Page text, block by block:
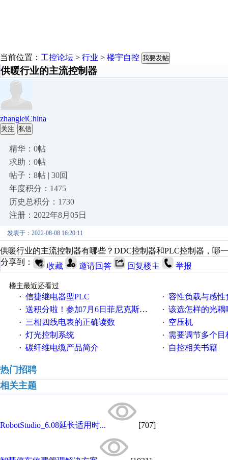
当前位置： 工控论坛 > 行业 > 楼宇自控 我要发帖
供暖行业的主流控制器
zhangleiChina
关注 私信
精华：0帖
求助：0帖
帖子：8帖 | 30回
年度积分：1475
历史总积分：1730
注册：2022年8月05日
发表于：2022-08-08 16:20:11
供暖行业的主流控制器有哪些？DDC控制器和PLC控制器，哪
分享到：
收藏 邀请回答 回复楼主 举报
楼主最近还看过
· 信捷继电器型PLC · 容性负载与感性负
· 送积分啦！参加7月6日菲尼克斯在线研讨会即得 · 该选怎样的光耦
· 三相四线电表的正确读数 · 空压机
· 灯光控制系统 · 需要调节多个目标
· 碳纤维电缆产品简介 · 自控相关书籍
热门招聘
相关主题
RobotStudio_6.08延长适用时... [707]